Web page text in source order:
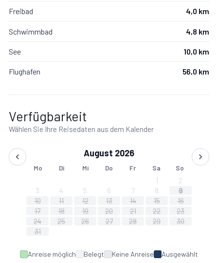
Freibad 4,0 km
Schwimmbad 4,8 km
See 10,0 km
Flughafen 56,0 km
Verfügbarkeit
Wählen Sie Ihre Reisedaten aus dem Kalender
August 2026
Mo Di Mi Do Fr Sa So
1
2
3
4 5 6 7 8
9
10
11 12 13 14 15
16
17
18 19 20 21 22
23
24
25 26 27 28 29
30
31
Anreise möglich Belegt Keine Anreise Ausgewählt